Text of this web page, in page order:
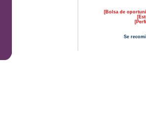
[Bolsa de
[
[
Se